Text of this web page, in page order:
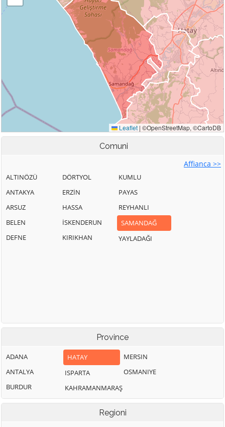
Comuni
Affianca >>
ALTINÖZÜ
ANTAKYA
ARSUZ
BELEN
DEFNE
DÖRTYOL
ERZİN
HASSA
İSKENDERUN
KIRIKHAN
KUMLU
PAYAS
REYHANLI
SAMANDAĞ
YAYLADAĞI
Province
ADANA
ANTALYA
BURDUR
HATAY
ISPARTA
KAHRAMANMARAŞ
MERSIN
OSMANIYE
Regioni